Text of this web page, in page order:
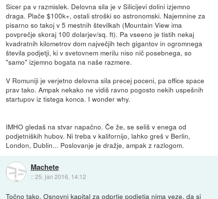
Sicer pa v razmislek. Delovna sila je v Silicijevi dolini izjemno
draga. Plače $100k+, ostali stroški so astronomski. Najemnine za
pisarno so takoj v 5 mestnih številkah (Mountain View ima
povprečje skoraj 100 dolarjev/sq. ft). Pa vseeno je tistih nekaj
kvadratnih kilometrov dom največjih tech gigantov in ogromnega
števila podjetji, ki v svetovnem merilu niso nič posebnega, so
"samo" izjemno bogata na naše razmere.
V Romuniji je verjetno delovna sila precej poceni, pa office space
prav tako. Ampak nekako ne vidiš ravno pogosto nekih uspešnih
startupov iz tistega konca. I wonder why.
IMHO gledaš na stvar napačno. Če že, se seliš v enega od
podjetniških hubov. Ni treba v kalifornijo, lahko greš v Berlin,
London, Dublin... Poslovanje je dražje, ampak z razlogom.
Machete
::25. jan 2016, 14:12
Točno tako. Osnovni kapital za odprtje podjetja nima veze, da si